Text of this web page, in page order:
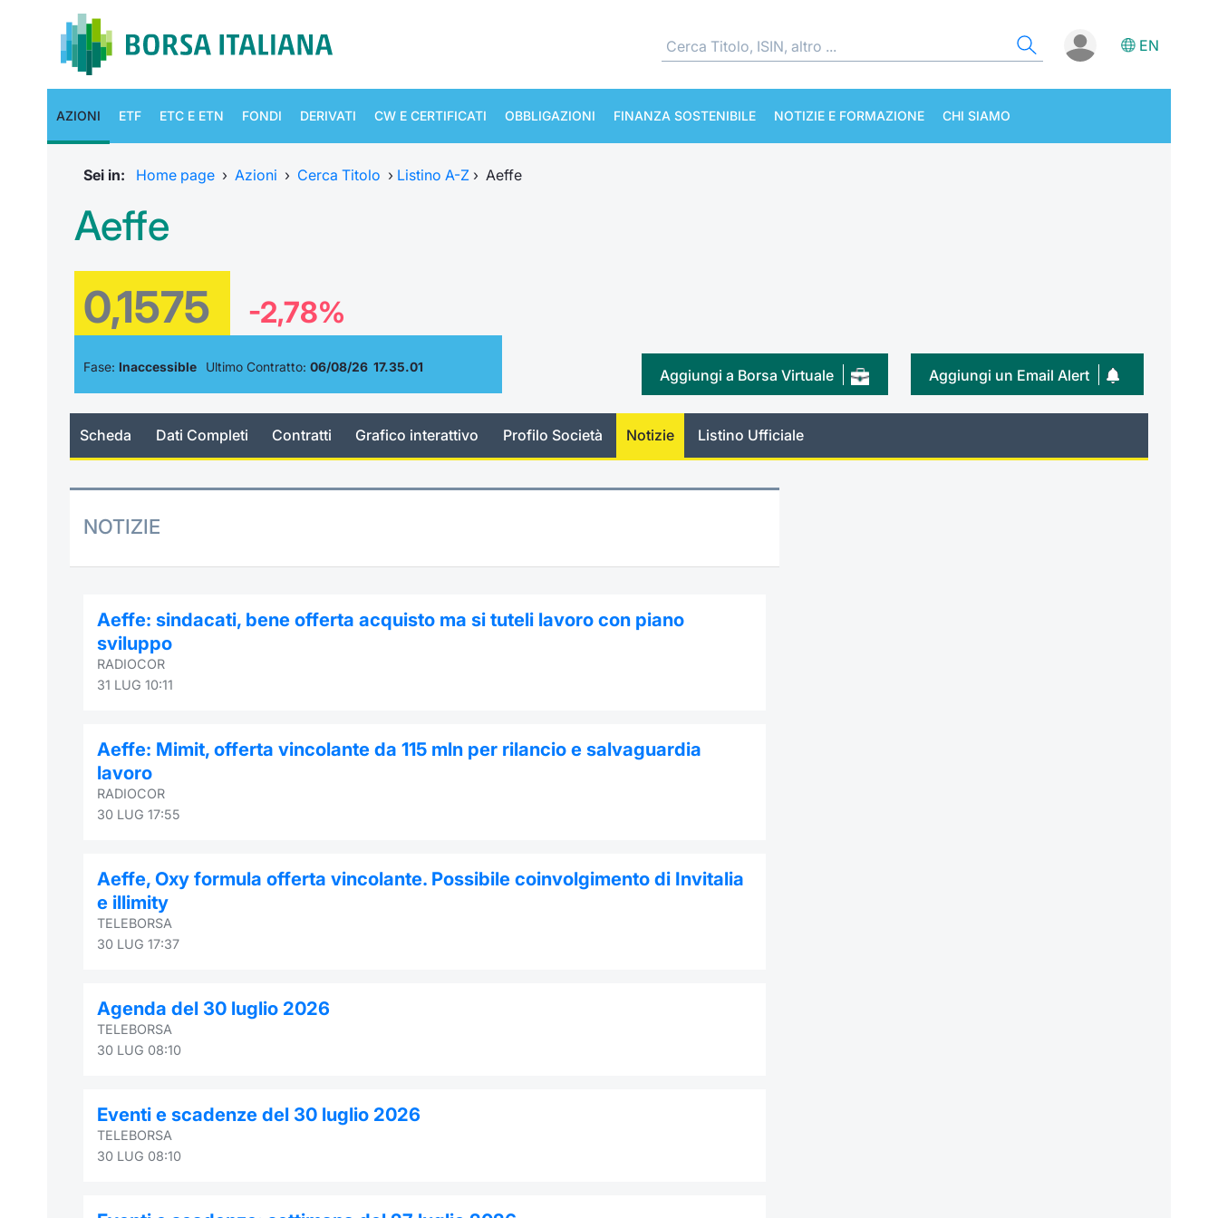
EN
AZIONI ETF ETC E ETN FONDI DERIVATI CW E CERTIFICATI OBBLIGAZIONI FINANZA SOSTENIBILE NOTIZIE E FORMAZIONE CHI SIAMO
Sei in: Home page › Azioni › Cerca Titolo › Listino A-Z › Aeffe
Aeffe
0,1575 -2,78%
Fase: Inaccessible Ultimo Contratto: 06/08/26 17.35.01 Aggiungi un Email Alert
Aggiungi a Borsa Virtuale
Scheda Dati Completi Contratti Grafico interattivo Profilo Società Notizie Listino Ufficiale
NOTIZIE
Aeffe: sindacati, bene offerta acquisto ma si tuteli lavoro con piano
sviluppo
RADIOCOR
31 LUG 10:11
Aeffe: Mimit, offerta vincolante da 115 mln per rilancio e salvaguardia
lavoro
RADIOCOR
30 LUG 17:55
Aeffe, Oxy formula offerta vincolante. Possibile coinvolgimento di Invitalia
e illimity
TELEBORSA
30 LUG 17:37
Agenda del 30 luglio 2026
TELEBORSA
30 LUG 08:10
Eventi e scadenze del 30 luglio 2026
TELEBORSA
30 LUG 08:10